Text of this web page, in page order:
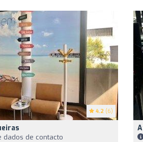
4.2 (6)
dados de contacto